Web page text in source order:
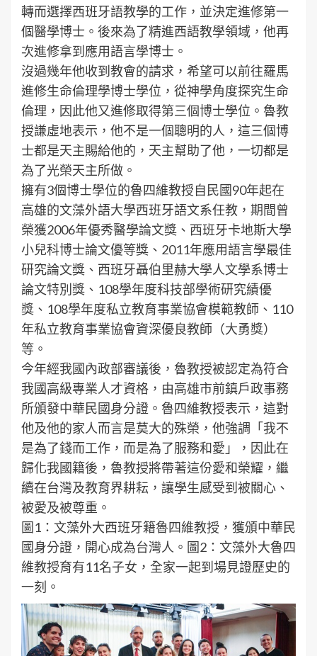
轉而選擇西班牙語教學的工作，並決定進修第一
個醫學博士。後來為了精進西語教學領域，他再
次進修拿到應用語言學博士。
沒過幾年他收到教會的請求，希望可以前往羅馬
進修生命倫理學博士學位，從神學角度探究生命
倫理，因此他又進修取得第三個博士學位。魯教
授謙虛地表示，他不是一個聰明的人，這三個博
士都是天主賜給他的，天主幫助了他，一切都是
為了光榮天主所做。
擁有3個博士學位的魯四維教授自民國90年起在
高雄的文藻外語大學西班牙語文系任教，期間曾
榮獲2006年優秀醫學論文獎、西班牙卡地斯大學
小兒科博士論文優等獎、2011年應用語言學最佳
研究論文獎、西班牙聶伯里赫大學人文學系博士
論文特別獎、108學年度科技部學術研究績優
獎、108學年度私立教育事業協會模範教師、110
年私立教育事業協會資深優良教師（大勇獎）
等。
今年經我國內政部審議後，魯教授被認定為符合
我國高級專業人才資格，由高雄市前鎮戶政事務
所頒發中華民國身分證。魯四維教授表示，這對
他及他的家人而言是莫大的殊榮，他強調「我不
是為了錢而工作，而是為了服務和愛」，因此在
歸化我國籍後，魯教授將帶著這份愛和榮耀，繼
續在台灣及教育界耕耘，讓學生感受到被關心、
被愛及被尊重。
圖1：文藻外大西班牙籍魯四維教授，獲頒中華民
國身分證，開心成為台灣人。圖2：文藻外大魯四
維教授育有11名子女，全家一起到場見證歷史的
一刻。